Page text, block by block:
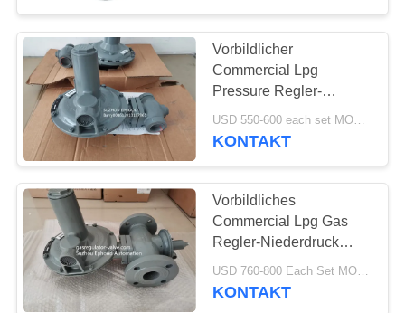
BITTE UM
EIN
ANGEBOT
SITEMAP
DATENSCHUTZERKLÄRUNG
DSC-Dampfentlüfter
Vorbildlicher
Commercial Lpg
Pressure Regler-
Erdgas-zweistufiger
Druckregler Sensus
KONTAKT
Vorbildliches
Commercial Lpg Gas
Regler-Niederdruck
ANSI 125 Sensus 243-
8-6
USD 760-800 Each Set MOQ:1set
KONTAKT